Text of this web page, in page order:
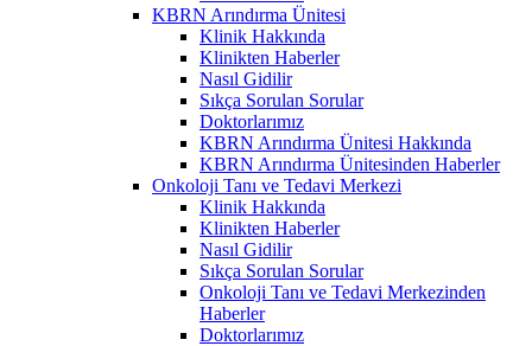
KBRN Arındırma Ünitesi
Klinik Hakkında
Klinikten Haberler
Nasıl Gidilir
Sıkça Sorulan Sorular
Doktorlarımız
KBRN Arındırma Ünitesi Hakkında
KBRN Arındırma Ünitesinden Haberler
Onkoloji Tanı ve Tedavi Merkezi
Klinik Hakkında
Klinikten Haberler
Nasıl Gidilir
Sıkça Sorulan Sorular
Onkoloji Tanı ve Tedavi Merkezinden
Haberler
Doktorlarımız